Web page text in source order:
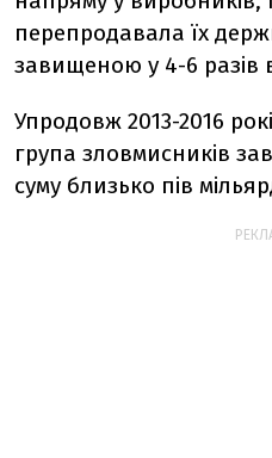
перепродавала їх
завищеною у 4-6 разів
Упродовж 2013-2016
група зловмисників
суму близько пів